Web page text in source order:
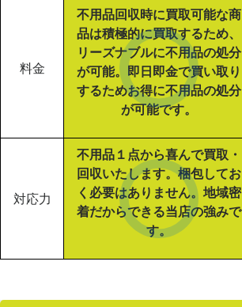
料金
不用品回収時に買取可能な商
品は積極的に買取するため、
リーズナブルに不用品の処分
が可能。即日即金で買い取り
するためお得に不用品の処分
が可能です。
対応力
不用品１点から喜んで買取・
回収いたします。梱包してお
く必要はありません。地域密
着だからできる当店の強みで
す。